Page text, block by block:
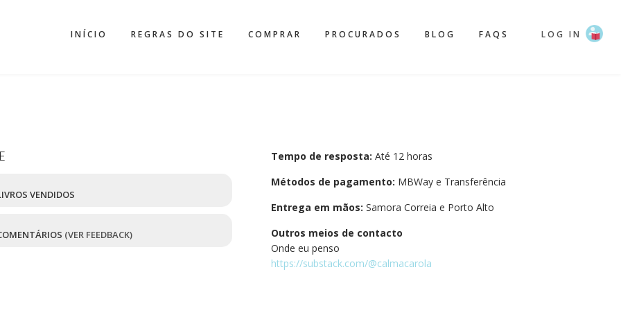
INÍCIO REGRAS DO SITE COMPRAR PROCURADOS BLOG FAQS LOG IN
VENDIDOS
(VER FEEDBACK)
Tempo de resposta: Até 12 horas
Métodos de pagamento: MBWay e Transferência
Entrega em mãos: Samora Correia e Porto Alto
Outros meios de contacto
Onde eu penso
https://substack.com/@calmacarola